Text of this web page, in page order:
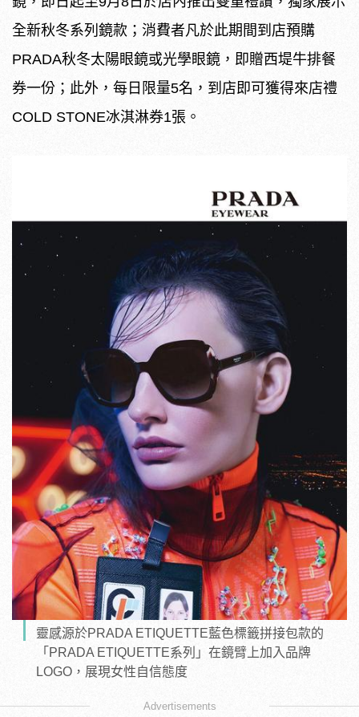
全新秋冬系列鏡款；消費者凡於此期間到店預購
PRADA秋冬太陽眼鏡或光學眼鏡，即贈西堤牛排餐
券一份；此外，每日限量5名，到店即可獲得來店禮
COLD STONE冰淇淋券1張。
靈感源於PRADA ETIQUETTE藍色標籤拼接包款的
「PRADA ETIQUETTE系列」在鏡臂上加入品牌
LOGO，展現女性自信態度
Advertisements